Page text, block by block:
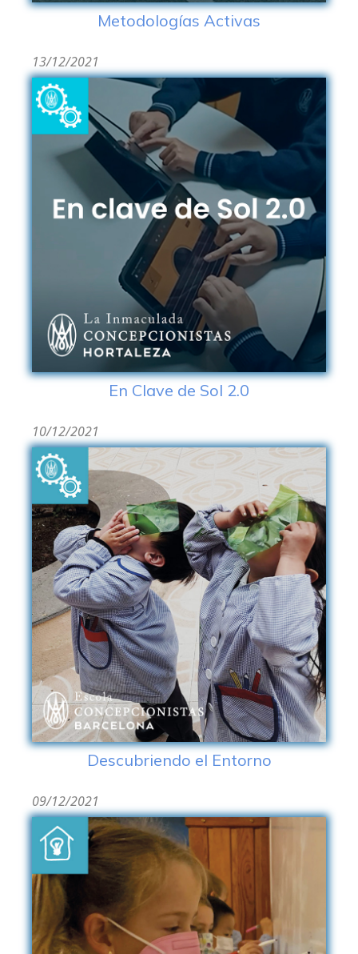
Metodologías Activas
13/12/2021
En Clave de Sol 2.0
10/12/2021
Descubriendo el Entorno
09/12/2021